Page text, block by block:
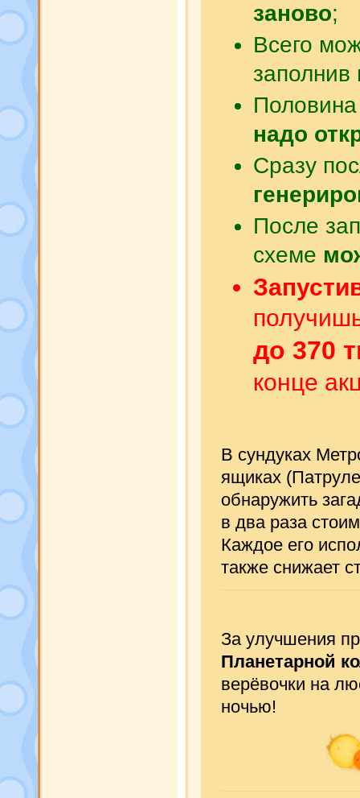
заново;
Всего
заполнив
надо
Сразу
После
схеме
до 370
конце
В сундуках
ящиках
обнаружить
в два раза
Каждое его
также снижает
За улучшения
Планетарной
верёвочки на
ночью!